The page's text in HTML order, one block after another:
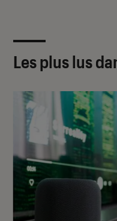
Les plus lus